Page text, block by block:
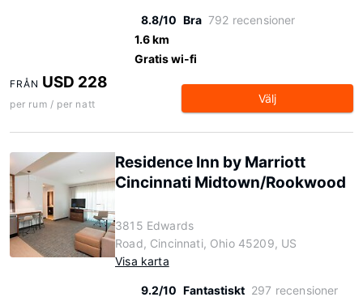
8.8/10 Bra 792 recensioner
1.6 km
Gratis wi-fi
FRÅN USD 228
per rum / per natt Välj
Residence Inn by Marriott
Cincinnati Midtown/Rookwood
3815 Edwards
Road, Cincinnati, Ohio 45209, US
Visa karta
9.2/10 Fantastiskt 297 recensioner